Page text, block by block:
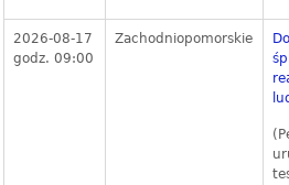
2026-08-17
godz. 09:00
Zachodniopomorskie